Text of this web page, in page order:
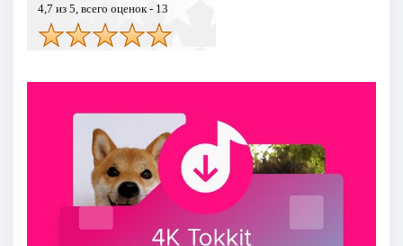
4,7 из 5, всего оценок - 13